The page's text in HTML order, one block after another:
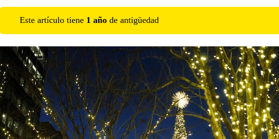
Este artículo tiene 1 año de antigüedad